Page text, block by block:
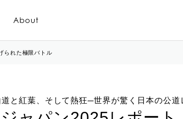
About
られた極限バトル
と紅葉、そして熱狂─世界が驚く日本の公道